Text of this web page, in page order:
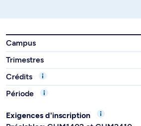
Campus
Trimestres
Crédits
Période
Exigences d'inscription